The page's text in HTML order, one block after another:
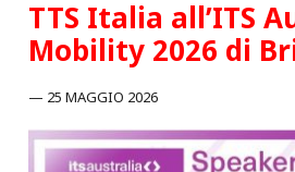
TTS Italia all’ITS
Mobility 2026 di
25 MAGGIO 2026